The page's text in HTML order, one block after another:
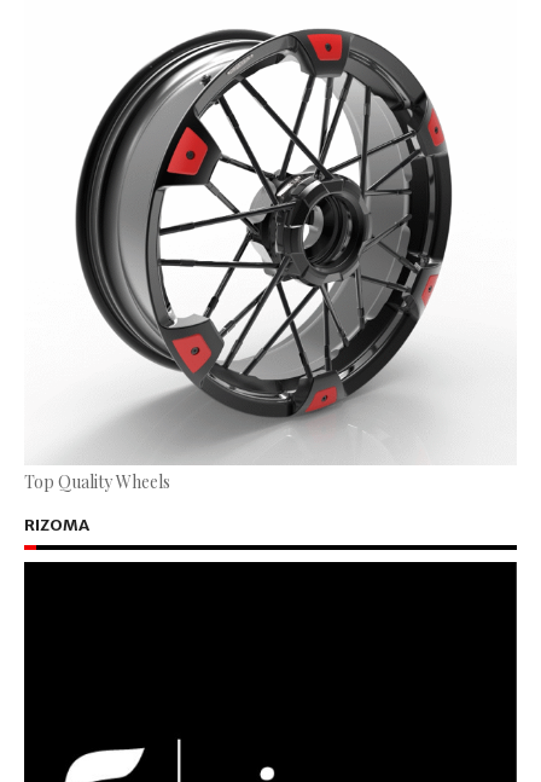
Top Quality Wheels
RIZOMA